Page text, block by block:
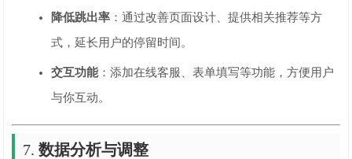
降低跳出率 ：通过改善页面设计、提供相关推荐等方
式，延长用户的停留时间。
交互功能：添加在线客服、表单填写等功能，方便用户
与你互动。
7.数据分析与调整